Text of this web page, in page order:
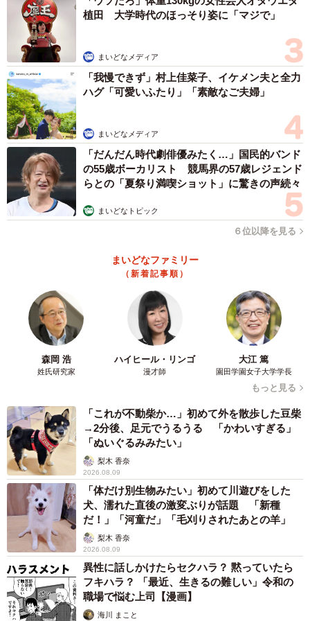
植田 大学時代のほっそり姿に「マジで」
まいどなメディア
「我慢できず」村上佳菜子、イケメン夫と全力
ハグ「可愛いふたり」「素敵なご夫婦」
まいどなメディア
「だんだん時代劇俳優みたく…」国民的バンド
の55歳ボーカリスト 競馬界の57歳レジェンド
らとの「夏祭り満喫ショット」に驚きの声続々
まいどなトピック
６位以降を見る
まいどなファミリー
（新着記事順）
森岡 浩
姓氏研究家
ハイヒール・リンゴ
漫才師
大江 篤
園田学園女子大学学長
もっと見る
「これが不動柴か…」初めて外を散歩した豆柴
→2分後、足元でうるうる 「かわいすぎる」
「ぬいぐるみみたい」
梨木 香奈
2026.08.09
「体だけ別生物みたい」初めて川遊びをした
犬、濡れた直後の激変ぶりが話題 「新種
だ！」「河童だ」「毛刈りされたあとの羊」
梨木 香奈
2026.08.09
異性に話しかけたらセクハラ？ 黙っていたら
フキハラ？ 「最近、生きるの難しい」令和の
職場で悩む上司【漫画】
海川 まこと